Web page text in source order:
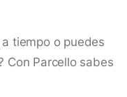
tiempo o puedes
Con Parcello sabes